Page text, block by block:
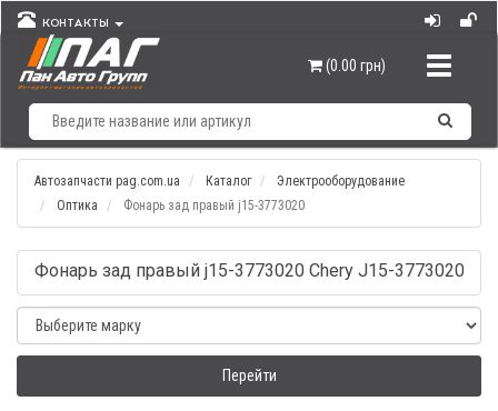
КОНТАКТЫ
(0.00 грн)
Автозапчасти pag.com.ua Каталог
Электрооборудование
Оптика
Фонарь зад правый j15-3773020
Фонарь зад правый j15-3773020 Chery J15-3773020
Перейти